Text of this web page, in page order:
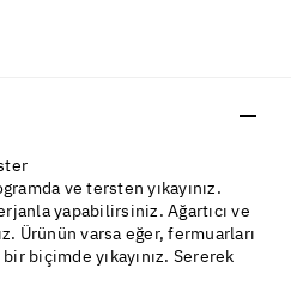
ve tersten yıkayınız.
yapabilirsiniz. Ağartıcı ve
Ürünün varsa eğer, fermuarları
biçimde yıkayınız. Sererek